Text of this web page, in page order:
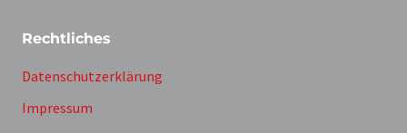
Rechtliches
Datenschutzerklärung
Impressum